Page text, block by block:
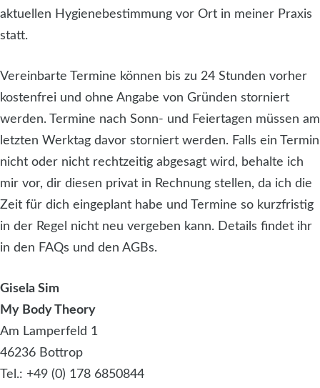
aktuellen Hygienebestimmung vor Ort in meiner Praxis
statt.
Vereinbarte Termine können bis zu 24 Stunden vorher
kostenfrei und ohne Angabe von Gründen storniert
werden. Termine nach Sonn- und Feiertagen müssen am
letzten Werktag davor storniert werden. Falls ein Termin
nicht oder nicht rechtzeitig abgesagt wird, behalte ich
mir vor, dir diesen privat in Rechnung stellen, da ich die
Zeit für dich eingeplant habe und Termine so kurzfristig
in der Regel nicht neu vergeben kann. Details findet ihr
in den FAQs und den AGBs.
Gisela Sim
My Body Theory
Am Lamperfeld 1
46236 Bottrop
Tel.: +49 (0) 178 6850844